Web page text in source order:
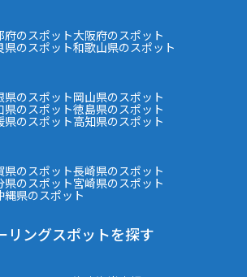
府のスポット大阪府のスポット
県のスポット和歌山県のスポット
県のスポット岡山県のスポット
県のスポット徳島県のスポット
県のスポット高知県のスポット
県のスポット長崎県のスポット
県のスポット宮崎県のスポット
縄県のスポット
リングスポットを探す